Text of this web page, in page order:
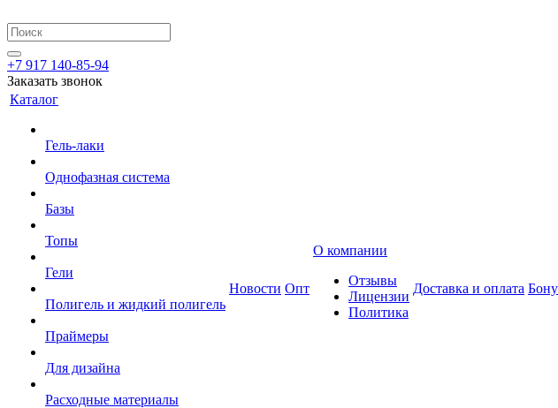
+7 917 140-85-94
Заказать звонок
Каталог
Гель-лаки
Однофазная система
Базы
Топы
Гели
Полигель и жидкий полигель
Праймеры
Для дизайна
Расходные материалы
Новости Опт
О компании
Отзывы
Лицензии
Политика
Доставка и оплата